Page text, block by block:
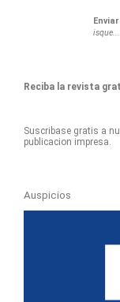
isque...
Reciba la revista
Suscribase gratis a
publicacion impresa.
Auspicios